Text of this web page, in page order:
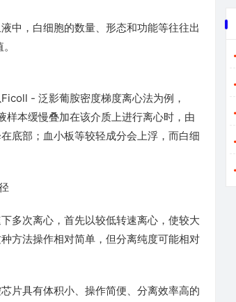
中，白细胞的数量、形态和功能等往往出
- 泛影葡胺密度梯度离心法为例，
本缓慢叠加在该介质上进行离心时，由
底部；血小板等较轻成分会上浮，而白细
多次离心，首先以较低转速离心，使较大
方法操作相对简单，但分离纯度可能相对
片具有体积小、操作简便、分离效率高的